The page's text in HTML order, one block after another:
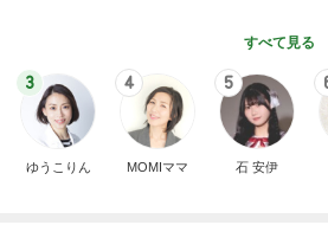
すべて見る
3
ゆうこりん
4
MOMIママ
5
石 安伊